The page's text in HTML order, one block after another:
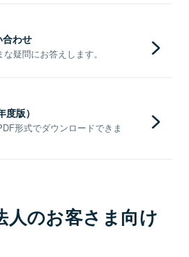
合わせ
疑問にお答えします。
版）
形式でダウンロードできま
人のお客さま向け